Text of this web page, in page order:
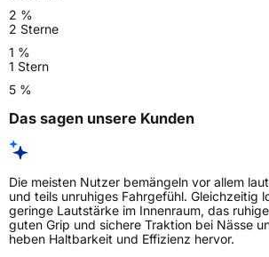
2 %
2 Sterne
1 %
1 Stern
5 %
Das sagen unsere Kunden
Die meisten Nutzer bemängeln vor allem
und teils unruhiges Fahrgefühl. Gleichzeitig
geringe Lautstärke im Innenraum, das
guten Grip und sichere Traktion bei Nässe
heben Haltbarkeit und Effizienz hervor.